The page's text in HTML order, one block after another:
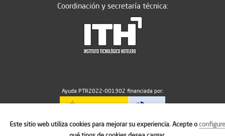
Coordinación y secretaría técnica:
Ayuda PTR2022-001302 financiada por:
MICIU/AEI/10.13039/501100011033
Este sitio web utiliza cookies para mejorar su experiencia. Acepte oconfigure